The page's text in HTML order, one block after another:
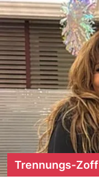
Trennungs-Zoff